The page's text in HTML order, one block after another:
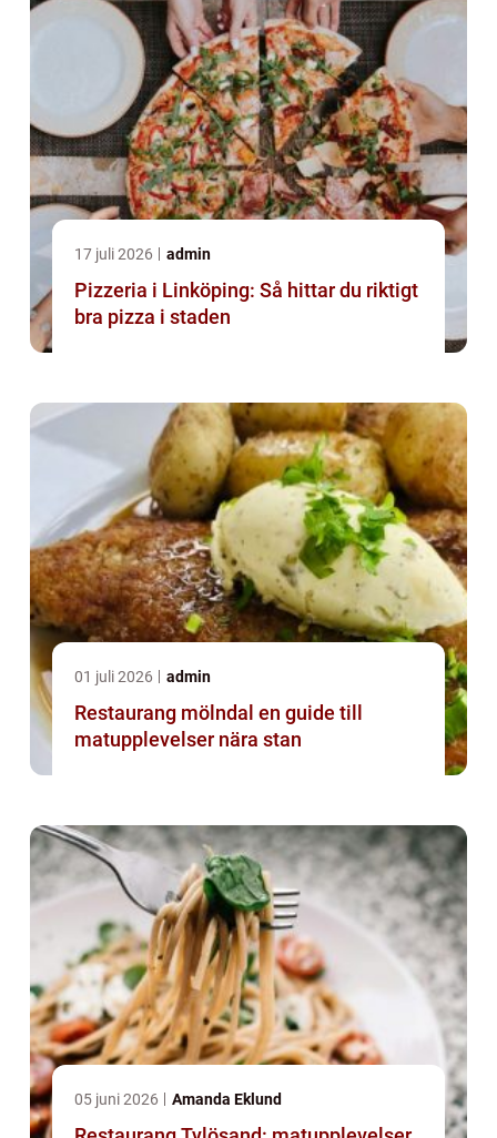
17 juli 2026 admin
Pizzeria i Linköping: Så hittar du riktigt
bra pizza i staden
01 juli 2026 admin
Restaurang mölndal en guide till
matupplevelser nära stan
05 juni 2026 Amanda Eklund